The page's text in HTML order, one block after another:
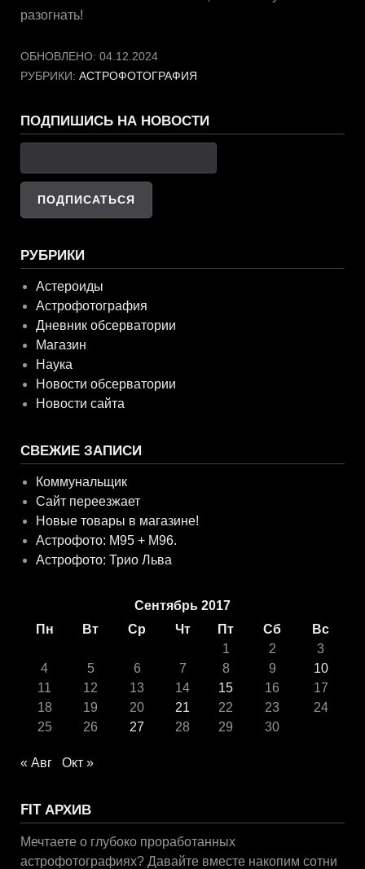
разогнать!
ОБНОВЛЕНО: 04.12.2024
РУБРИКИ: АСТРОФОТОГРАФИЯ
ПОДПИШИСЬ НА НОВОСТИ
РУБРИКИ
Астероиды
Астрофотография
Дневник обсерватории
Магазин
Наука
Новости обсерватории
Новости сайта
СВЕЖИЕ ЗАПИСИ
Коммунальщик
Сайт переезжает
Новые товары в магазине!
Астрофото: M95 + M96.
Астрофото: Трио Льва
Сентябрь 2017
Пн
Вт Ср Чт Пт Сб
Вс
1
2
3
4
5 6 7 8 9
10
11
12 13 14 15 16
17
18
19 20 21 22 23
24
25
26 27 28 29 30
« Авг Окт »
FIT АРХИВ
Мечтаете о глубоко проработанных
астрофотографиях? Давайте вместе накопим сотни